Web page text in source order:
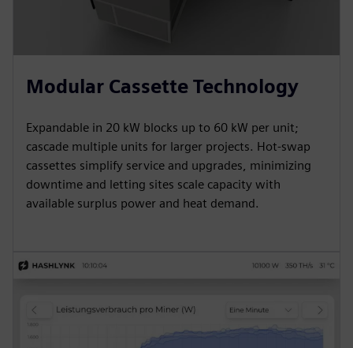
Modular Cassette Technology
Expandable in 20 kW blocks up to 60 kW per unit;
cascade multiple units for larger projects. Hot-swap
cassettes simplify service and upgrades, minimizing
downtime and letting sites scale capacity with
available surplus power and heat demand.